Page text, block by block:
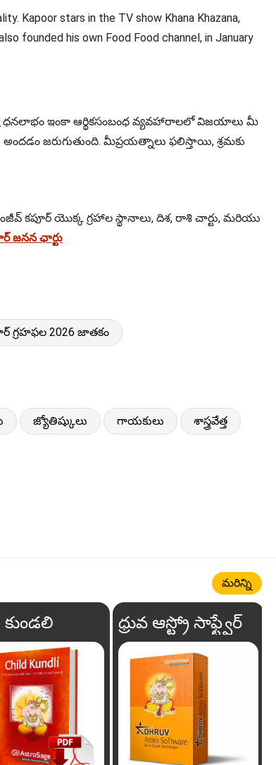
Kapoor stars in the TV show Khana Khazana,
founded his own Food Food channel, in January
ధనలాభం ఇంకా ఆర్థికసంబంధ వ్యవహారాలలో విజయాలు మీ
జరుగుతుంది. మీప్రయత్నాలు ఫలిస్తాయి, శ్రమకు
కపూర్ యొక్క గ్రహాల స్థానాలు, దిశ, రాశి చార్టు, మరియు
జనన ఛార్టు
గ్రహఫల 2026 జాతకం
జ్యోతిష్కులు గాయకులు శాస్త్రవేత్త
మరిన్ని
కుండలి ధ్రువ ఆస్ట్రో సాఫ్ట్వేర్